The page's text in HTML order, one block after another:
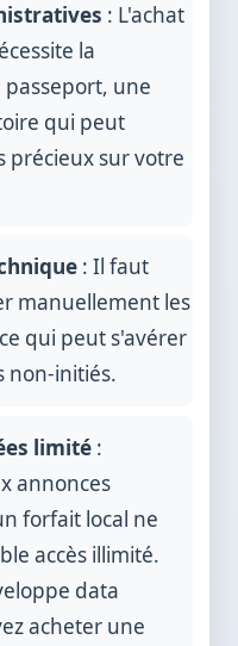
: L'achat
la
une
qui peut
précieux sur votre
: Il faut
manuellement les
qui peut s'avérer
non-initiés.
limité :
annonces
forfait local ne
accès illimité.
data
acheter une